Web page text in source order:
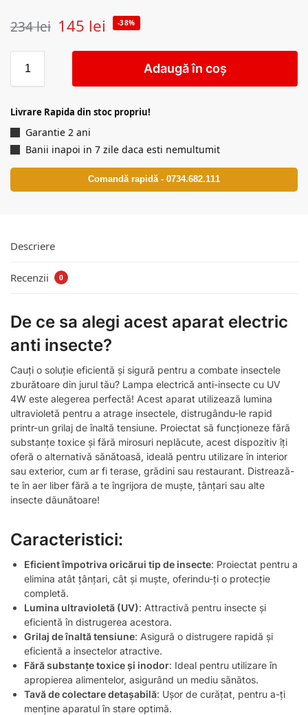
234lei 145 lei -38%
Adaugă în coș
Livrare Rapida din stoc propriu!
Garantie 2 ani
Banii inapoi in 7 zile daca esti nemultumit
Comandă rapidă - 0734.682.111
Descriere
Recenzii 0
De ce sa alegi acest aparat electric
anti insecte?
Cauți o soluție eficientă și sigură pentru a combate insectele
zburătoare din jurul tău? Lampa electrică anti-insecte cu UV
4W este alegerea perfectă! Acest aparat utilizează lumina
ultravioletă pentru a atrage insectele, distrugându-le rapid
printr-un grilaj de înaltă tensiune. Proiectat să funcționeze fără
substanțe toxice și fără mirosuri neplăcute, acest dispozitiv îți
oferă o alternativă sănătoasă, ideală pentru utilizare în interior
sau exterior, cum ar fi terase, grădini sau restaurant. Distrează-
te în aer liber fără a te îngrijora de muște, țânțari sau alte
insecte dăunătoare!
Caracteristici:
Eficient împotriva oricărui tip de insecte: Proiectat pentru a
elimina atât țânțari, cât și muște, oferindu-ți o protecție
completă.
Lumina ultravioletă (UV): Attractivă pentru insecte și
eficientă în distrugerea acestora.
Grilaj de înaltă tensiune: Asigură o distrugere rapidă și
eficientă a insectelor atractive.
Fără substanțe toxice și inodor: Ideal pentru utilizare în
apropierea alimentelor, asigurând un mediu sănătos.
Tavă de colectare detașabilă: Ușor de curățat, pentru a-ți
menține aparatul în stare optimă.